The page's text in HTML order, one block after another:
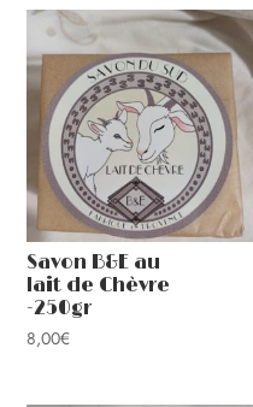
Savon B&E au
lait de Chèvre
-250gr
8,00€